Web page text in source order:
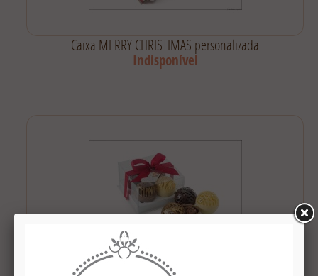
Caixa MERRY CHRISTIMAS personalizada
Indisponível